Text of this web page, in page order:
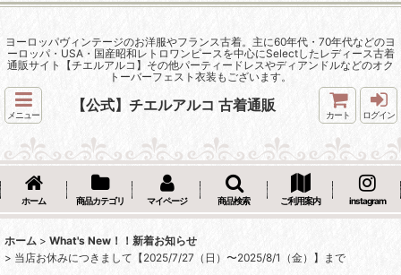
ヨーロッパヴィンテージのお洋服やフランス古着。主に60年代・70年代などのヨ
ーロッパ・USA・国産昭和レトロワンピースを中心にSelectしたレディース古着
通販サイト【チエルアルコ】その他パーティードレスやディアンドルなどのオク
トーバーフェスト衣装もございます。
メニュー
【公式】チエルアルコ 古着通販
カート ログイン
ホーム 商品カテゴリ マイページ 商品検索 ご利用案内 instagram
ホーム > What's New！！新着お知らせ
> 当店お休みにつきまして【2025/7/27（日）〜2025/8/1（金）】まで